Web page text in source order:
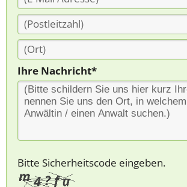
Ihre Nachricht*
Bitte Sicherheitscode eingeben.